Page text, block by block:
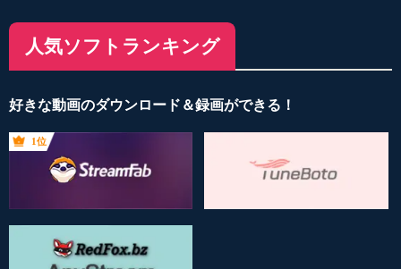
人気ソフトランキング
好きな動画のダウンロード＆録画ができる！
1位